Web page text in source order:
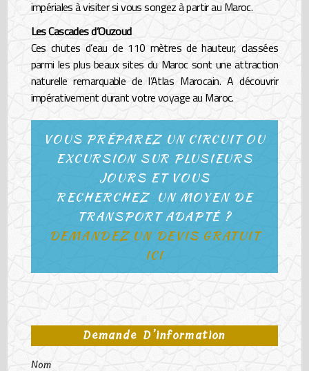
impériales à visiter si vous songez à partir au Maroc.
Les Cascades d’Ouzoud
Ces chutes d’eau de 110 mètres de hauteur, classées
parmi les plus beaux sites du Maroc sont une attraction
naturelle remarquable de l’Atlas Marocain. A découvrir
impérativement durant votre voyage au Maroc.
VOUS PRÉPAREZ UN CIRCUIT OU
EXCURSION SUR PLUSIEURS
JOURS ET VOUS
RECHERCHEZ UN MOYEN DE
TRANSPORT ADAPTÉ ?
DEMANDEZ UN DEVIS GRATUIT
ICI
Demande D’information
Nom